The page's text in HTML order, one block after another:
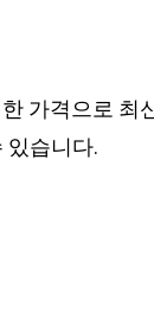
가격으로 최
습니다.